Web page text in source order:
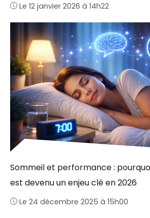
Le 12 janvier 2026 à 14h22
Sommeil et performance :
est devenu un enjeu clé en 2026
Le 24 décembre 2025 à 15h00